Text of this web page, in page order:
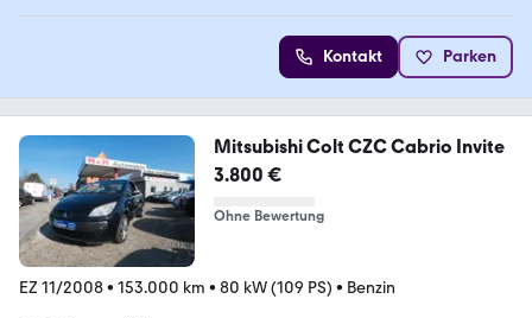
Kontakt Parken
Mitsubishi Colt CZC Cabrio Invite
3.800 €
Ohne Bewertung
EZ 11/2008• 153.000 km • 80 kW (109 PS) • Benzin